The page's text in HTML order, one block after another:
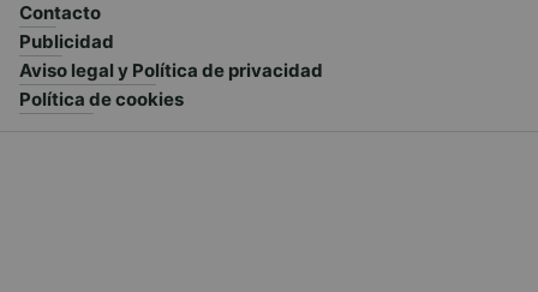
Contacto
Publicidad
Aviso legal y Política de privacidad
Política de cookies